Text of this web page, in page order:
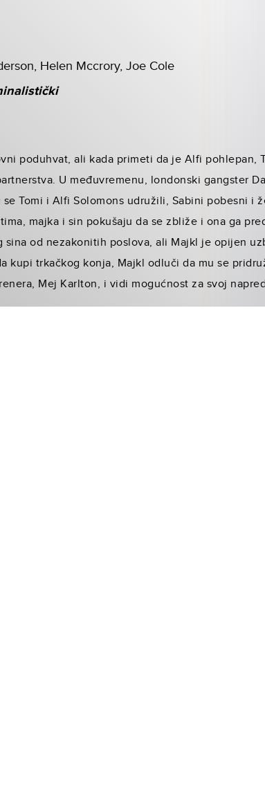
Helen Mccrory, Joe Cole
poduhvat, ali kada primeti da je Alfi pohlepan,
U međuvremenu, londonski gangster
Tomi i Alfi Solomons udružili, Sabini pobesni i
majka i sin pokušaju da se zbliže i ona ga
sina od nezakonitih poslova, ali Majkl je opijen
kupi trkačkog konja, Majkl odluči da mu se
Mej Karlton, i vidi mogućnost za svoj